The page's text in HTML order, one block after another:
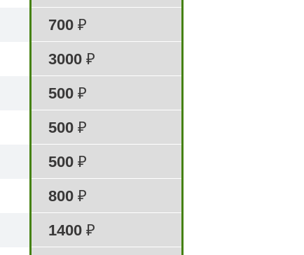
700 ₽
3000 ₽
500 ₽
500 ₽
500 ₽
800 ₽
1400 ₽